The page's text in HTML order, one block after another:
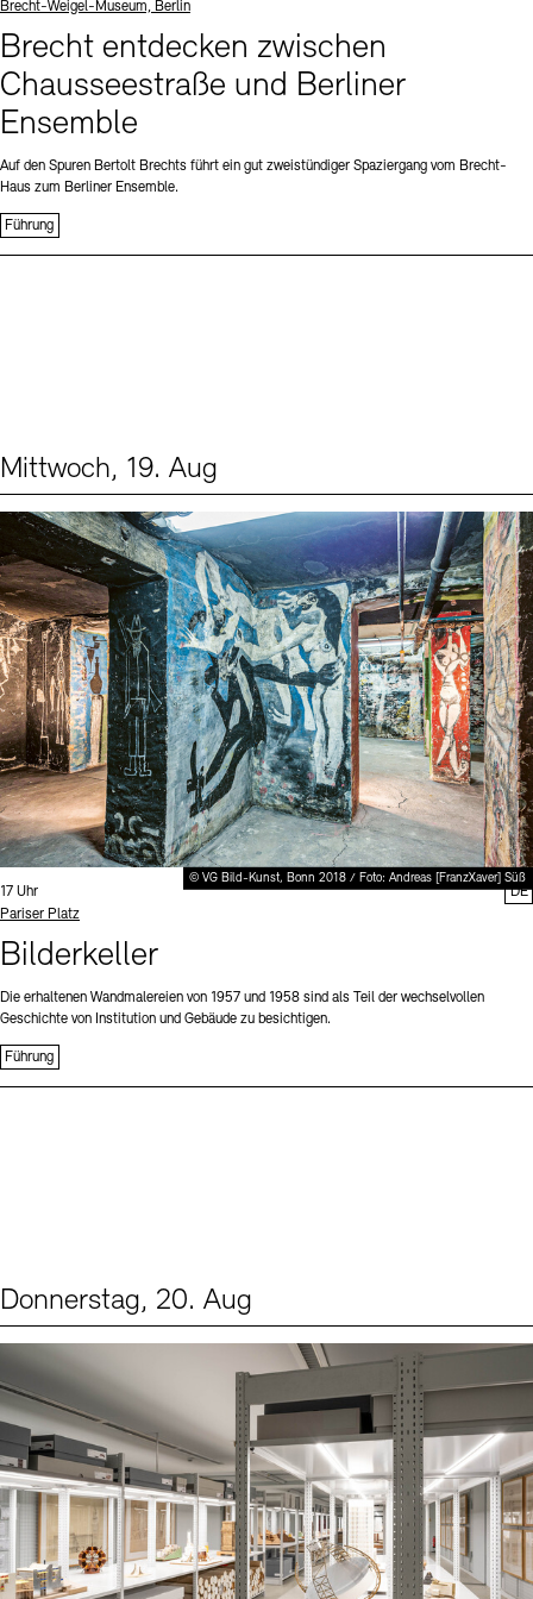
Standort
Brecht-Weigel-Museum, Berlin
Brecht entdecken zwischen
Chausseestraße und Berliner
Ensemble
Auf den Spuren Bertolt Brechts führt ein gut zweistündiger Spaziergang vom Brecht-
Haus zum Berliner Ensemble.
Führung
Mittwoch, 19. Aug
© VG Bild-Kunst, Bonn 2018 / Foto: Andreas [FranzXaver] Süß
Uhrzeit:
17 Uhr
Standort
Pariser Platz
Bilderkeller
Die erhaltenen Wandmalereien von 1957 und 1958 sind als Teil der wechselvollen
Geschichte von Institution und Gebäude zu besichtigen.
Führung
DE
Donnerstag, 20. Aug